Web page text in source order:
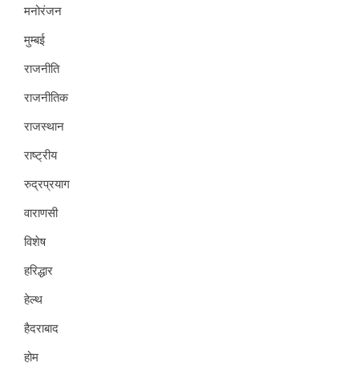
मनोरंजन
मुम्बई
राजनीति
राजनीतिक
राजस्थान
राष्ट्रीय
रुद्रप्रयाग
वाराणसी
विशेष
हरिद्धार
हेल्थ
हैदराबाद
होम